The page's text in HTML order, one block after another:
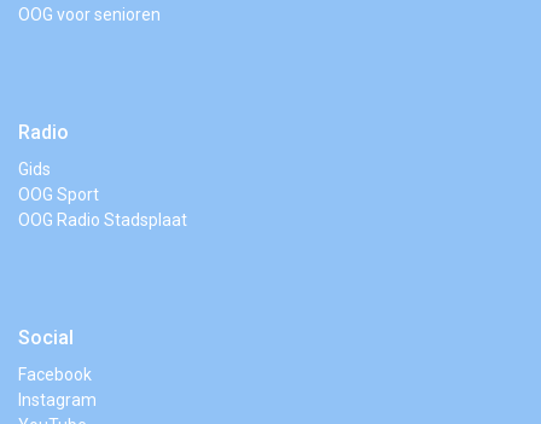
OOG voor senioren
Radio
Gids
OOG Sport
OOG Radio Stadsplaat
Social
Facebook
Instagram